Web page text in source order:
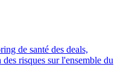
de santé des deals,
risques sur l'ensemble du